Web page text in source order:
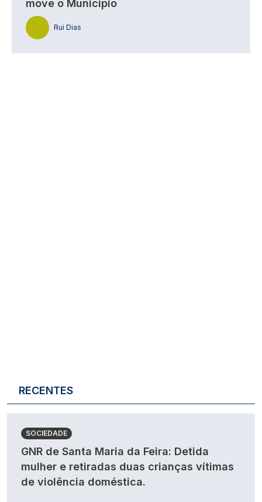
move o Município
Rui Dias
RECENTES
SOCIEDADE
GNR de Santa Maria da Feira: Detida
mulher e retiradas duas crianças vítimas
de violência doméstica.